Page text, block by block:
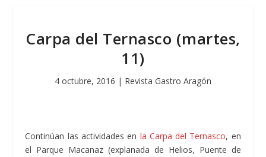
Carpa del Ternasco (martes,
11)
4 octubre, 2016 | Revista Gastro Aragón
Continúan las actividades en la Carpa del Ternasco, en
el Parque Macanaz (explanada de Helios, Puente de